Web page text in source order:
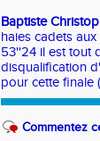
Baptiste
haies cadets
53''24 il est tout
disqualification
pour cette finale
Commentez